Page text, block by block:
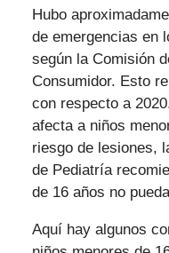
Hubo
de emergencias en
según la Comisión
Consumidor. Esto
con respecto a
afecta a niños
riesgo de lesiones,
de Pediatría
de 16 años no
Aquí hay algunos